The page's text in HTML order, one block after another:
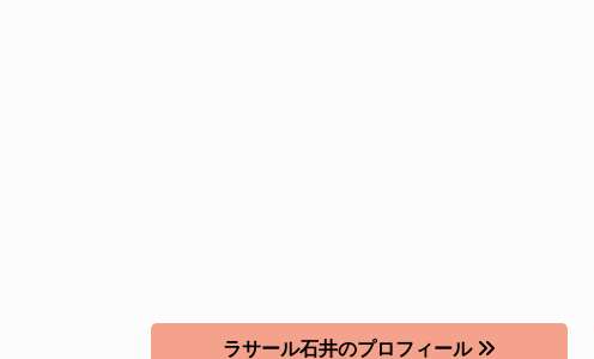
ラサール石井のプロフィール